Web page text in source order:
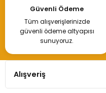
Güvenli Ödeme
Tüm alışverişlerinizde
güvenli ödeme altyapısı
sunuyoruz.
Alışveriş